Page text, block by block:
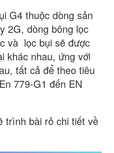
G4 thuộc dòng sản
2G, dòng bông lọc
và lọc bụi sẽ được
khác nhau, ứng với
tất cả để theo tiêu
779-G1 đến EN
trình bài rỏ chi tiết về